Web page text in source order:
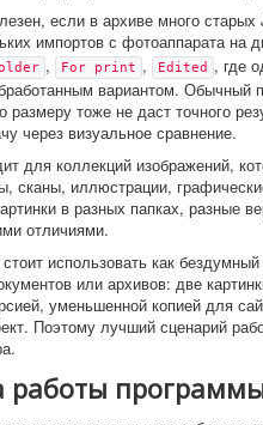
если в архиве много
импортов с фотоаппарата на
, For print , Edited
, где
вариантом.
тоже не даст точного
через визуальное сравнение.
для коллекций изображений,
сканы, иллюстрации,
в разных папках, разные
отличиями.
использовать как
или архивов: две
уменьшенной копией для
Поэтому лучший сценарий
работы